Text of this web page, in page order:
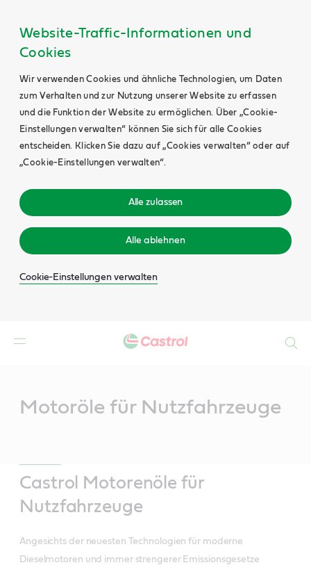
Website-Traffic-Informationen und
Cookies
Wir verwenden Cookies und ähnliche Technologien, um Daten
zum Verhalten und zur Nutzung unserer Website zu erfassen
und die Funktion der Website zu ermöglichen. Über „Cookie-
Einstellungen verwalten“ können Sie sich für alle Cookies
entscheiden. Klicken Sie dazu auf „Cookies verwalten“ oder auf
„Cookie-Einstellungen verwalten“.
Alle zulassen
Alle ablehnen
Cookie-Einstellungen verwalten
Motoröle für Nutzfahrzeuge
Castrol Motorenöle für
Nutzfahrzeuge
Angesichts der neuesten Technologien für moderne
Dieselmotoren und immer strengerer Emissionsgesetze